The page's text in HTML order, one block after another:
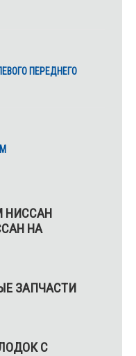
ПЕРЕДНЕГО
НИССАН
НА
ЗАПЧАСТИ
С